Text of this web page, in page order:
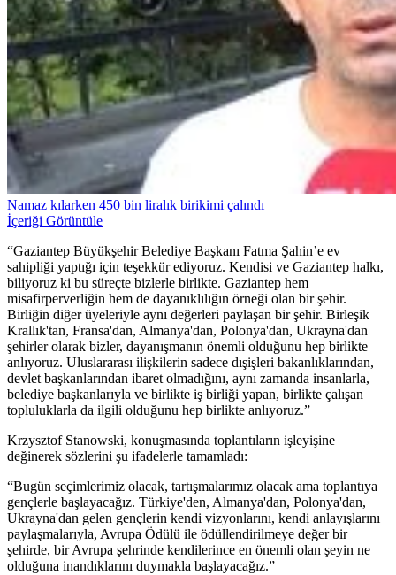
Namaz kılarken 450 bin liralık birikimi çalındı
İçeriği Görüntüle
“Gaziantep Büyükşehir Belediye Başkanı Fatma Şahin’e ev
sahipliği yaptığı için teşekkür ediyoruz. Kendisi ve Gaziantep halkı,
biliyoruz ki bu süreçte bizlerle birlikte. Gaziantep hem
misafirperverliğin hem de dayanıklılığın örneği olan bir şehir.
Birliğin diğer üyeleriyle aynı değerleri paylaşan bir şehir. Birleşik
Krallık'tan, Fransa'dan, Almanya'dan, Polonya'dan, Ukrayna'dan
şehirler olarak bizler, dayanışmanın önemli olduğunu hep birlikte
anlıyoruz. Uluslararası ilişkilerin sadece dışişleri bakanlıklarından,
devlet başkanlarından ibaret olmadığını, aynı zamanda insanlarla,
belediye başkanlarıyla ve birlikte iş birliği yapan, birlikte çalışan
topluluklarla da ilgili olduğunu hep birlikte anlıyoruz.”
Krzysztof Stanowski, konuşmasında toplantıların işleyişine
değinerek sözlerini şu ifadelerle tamamladı:
“Bugün seçimlerimiz olacak, tartışmalarımız olacak ama toplantıya
gençlerle başlayacağız. Türkiye'den, Almanya'dan, Polonya'dan,
Ukrayna'dan gelen gençlerin kendi vizyonlarını, kendi anlayışlarını
paylaşmalarıyla, Avrupa Ödülü ile ödüllendirilmeye değer bir
şehirde, bir Avrupa şehrinde kendilerince en önemli olan şeyin ne
olduğuna inandıklarını duymakla başlayacağız.”